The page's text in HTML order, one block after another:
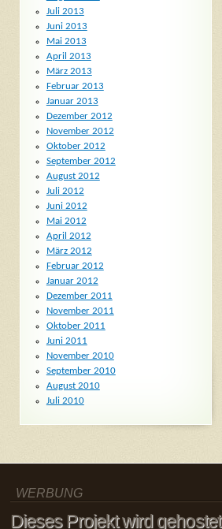
Juli 2013
Juni 2013
Mai 2013
April 2013
März 2013
Februar 2013
Januar 2013
Dezember 2012
November 2012
Oktober 2012
September 2012
August 2012
Juli 2012
Juni 2012
Mai 2012
April 2012
März 2012
Februar 2012
Januar 2012
Dezember 2011
November 2011
Oktober 2011
Juni 2011
November 2010
September 2010
August 2010
Juli 2010
WERBUNG
Dieses Projekt wird gehostet